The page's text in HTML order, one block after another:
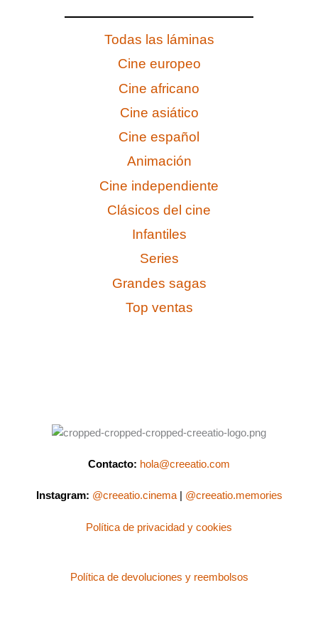
Todas las láminas
Cine europeo
Cine africano
Cine asiático
Cine español
Animación
Cine independiente
Clásicos del cine
Infantiles
Series
Grandes sagas
Top ventas
Contacto: hola@creeatio.com
Instagram: @creeatio.cinema| @creeatio.memories
Política de privacidad y cookies
Política de devoluciones y reembolsos